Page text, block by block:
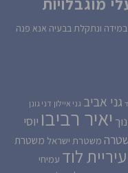
מוגבלויות
ונתקלת בבעיה אנא פנה
גני אביב גני איילון דני גונן
יאיר רביבו יוסי
משטרת ישראל משטרת
עיריית לוד עמיחי